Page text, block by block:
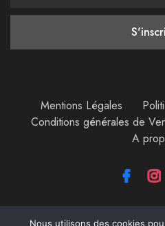
Mentions Légales
Conditions générales de
A
Nous utilisons des cookies